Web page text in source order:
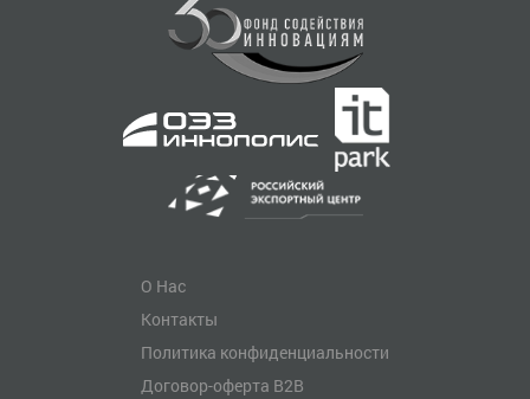
О Нас
Контакты
Политика конфиденциальности
Договор-оферта B2B